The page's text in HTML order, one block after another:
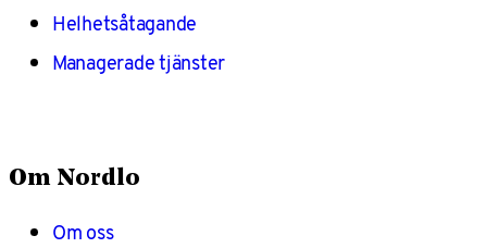
Helhetsåtagande
Managerade tjänster
Om Nordlo
Om oss